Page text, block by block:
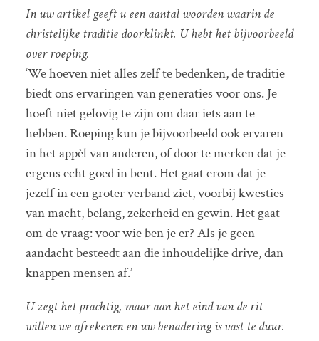
In uw artikel geeft u een aantal woorden waarin de
christelijke traditie doorklinkt. U hebt het bijvoorbeeld
over roeping.
‘We hoeven niet alles zelf te bedenken, de traditie
biedt ons ervaringen van generaties voor ons. Je
hoeft niet gelovig te zijn om daar iets aan te
hebben. Roeping kun je bijvoorbeeld ook ervaren
in het appèl van anderen, of door te merken dat je
ergens echt goed in bent. Het gaat erom dat je
jezelf in een groter verband ziet, voorbij kwesties
van macht, belang, zekerheid en gewin. Het gaat
om de vraag: voor wie ben je er? Als je geen
aandacht besteedt aan die inhoudelijke drive, dan
knappen mensen af.’
U zegt het prachtig, maar aan het eind van de rit
willen we afrekenen en uw benadering is vast te duur.